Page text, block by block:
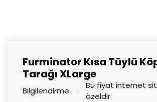
Furminator Kısa Tüylü
Tarağı XLarge
Bilgilendirme
Bu fiyat internet
özeldir.